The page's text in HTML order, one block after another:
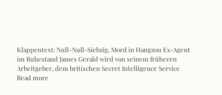
Klappentext: Null-Null-Siebzig, Mord in Hangzou Ex-Agent
im Ruhestand James Gerald wird von seinem früheren
Arbeitgeber, dem britischen Secret Intelligence Service
Read more